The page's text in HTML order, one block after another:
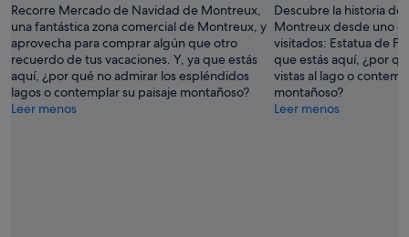
Recorre Mercado de Navidad de Montreux,
una fantástica zona comercial de Montreux, y
aprovecha para comprar algún que otro
recuerdo de tus vacaciones. Y, ya que estás
aquí, ¿por qué no admirar los espléndidos
lagos o contemplar su paisaje montañoso?
Leer menos
Descubre la historia
Montreux desde uno
visitados: Estatua de
que estás aquí, ¿por
vistas al lago o
montañoso?
Leer menos